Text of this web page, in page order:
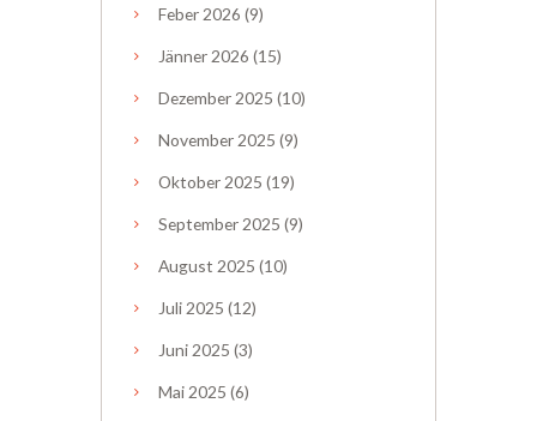
Feber 2026 (9)
Jänner 2026 (15)
Dezember 2025 (10)
November 2025 (9)
Oktober 2025 (19)
September 2025 (9)
August 2025 (10)
Juli 2025 (12)
Juni 2025 (3)
Mai 2025 (6)